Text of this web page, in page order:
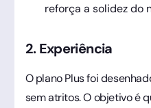
reforça a solidez do
2. Experiência
O plano Plus foi
sem atritos. O objetivo é